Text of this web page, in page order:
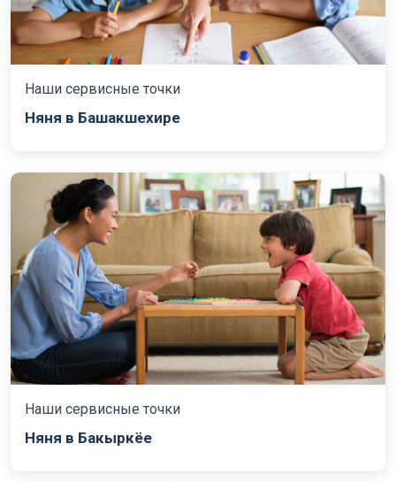
Наши сервисные точки
Няня в Башакшехире
Наши сервисные точки
Няня в Бакыркёе